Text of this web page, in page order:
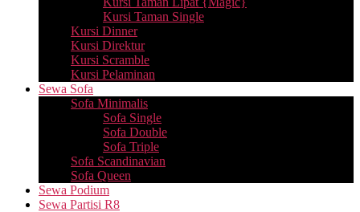
Kursi Taman Single
Kursi Dinner
Kursi Direktur
Kursi Scramble
Kursi Pelaminan
Sewa Sofa
Sofa Minimalis
Sofa Single
Sofa Double
Sofa Triple
Sofa Scandinavian
Sofa Queen
Sewa Podium
Sewa Partisi R8